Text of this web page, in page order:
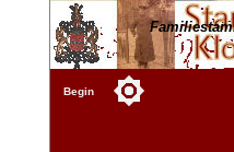
Begin